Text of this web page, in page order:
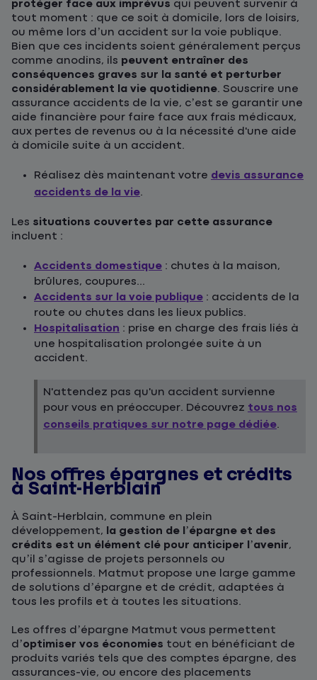
protéger face aux imprévus qui peuvent survenir à
tout moment : que ce soit à domicile, lors de loisirs,
ou même lors d’un accident sur la voie publique.
Bien que ces incidents soient généralement perçus
comme anodins, ils peuvent entraîner des
conséquences graves sur la santé et perturber
considérablement la vie quotidienne. Souscrire une
assurance accidents de la vie, c’est se garantir une
aide financière pour faire face aux frais médicaux,
aux pertes de revenus ou à la nécessité d'une aide
à domicile suite à un accident.
Réalisez dès maintenant votre devis assurance
accidents de la vie.
Les situations couvertes par cette assurance
incluent :
Accidents domestique : chutes à la maison,
brûlures, coupures...
Accidents sur la voie publique : accidents de la
route ou chutes dans les lieux publics.
Hospitalisation : prise en charge des frais liés à
une hospitalisation prolongée suite à un
accident.
N'attendez pas qu'un accident survienne
pour vous en préoccuper. Découvrez tous nos
conseils pratiques sur notre page dédiée.
Nos offres épargnes et crédits
à Saint-Herblain
À Saint-Herblain, commune en plein
développement, la gestion de l’épargne et des
crédits est un élément clé pour anticiper l’avenir,
qu’il s’agisse de projets personnels ou
professionnels. Matmut propose une large gamme
de solutions d’épargne et de crédit, adaptées à
tous les profils et à toutes les situations.
Les offres d’épargne Matmut vous permettent
d’optimiser vos économies tout en bénéficiant de
produits variés tels que des comptes épargne, des
assurances-vie, ou encore des placements